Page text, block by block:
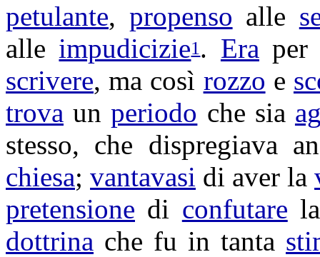
petulante, propenso alle
alle impudicizie1. Era
scrivere, ma così rozzo e
trova unperiodo che sia
stesso, che dispregiava
chiesa;vantavasi di aver la
pretensione di confutare
dottrina che fu in tanta